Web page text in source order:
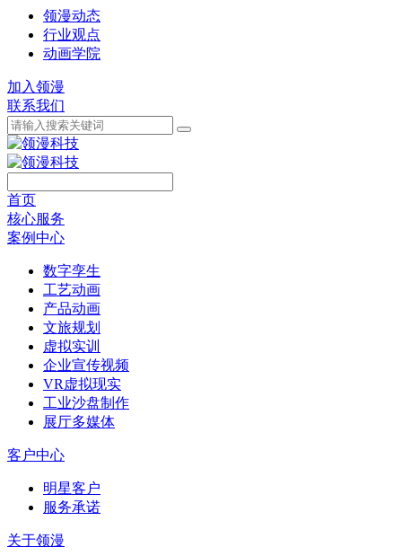
领漫动态
行业观点
动画学院
加入领漫
联系我们
首页
核心服务
案例中心
数字孪生
工艺动画
产品动画
文旅规划
虚拟实训
企业宣传视频
VR虚拟现实
工业沙盘制作
展厅多媒体
客户中心
明星客户
服务承诺
关于领漫